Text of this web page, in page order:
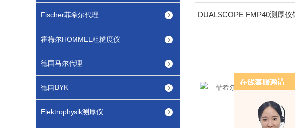
Fischer菲希尔代理
霍梅尔HOMMEL粗糙度仪
德国马尔代理
德国BYK
Elektrophysik测厚仪